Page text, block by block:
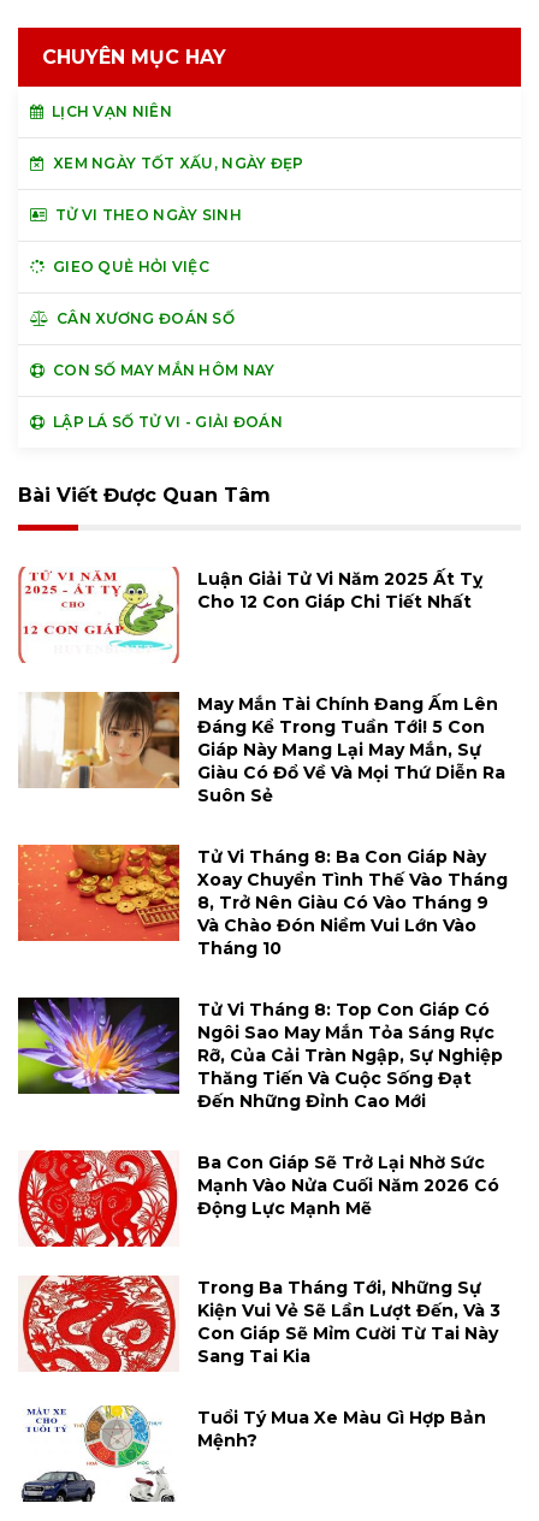
CHUYÊN MỤC HAY
LỊCH VẠN NIÊN
XEM NGÀY TỐT XẤU, NGÀY ĐẸP
TỬ VI THEO NGÀY SINH
GIEO QUẺ HỎI VIỆC
CÂN XƯƠNG ĐOÁN SỐ
CON SỐ MAY MẮN HÔM NAY
LẬP LÁ SỐ TỬ VI - GIẢI ĐOÁN
Bài Viết Được Quan Tâm
Luận Giải Tử Vi Năm 2025 Ất Tỵ
Cho 12 Con Giáp Chi Tiết Nhất
May Mắn Tài Chính Đang Ấm Lên
Đáng Kể Trong Tuần Tới! 5 Con
Giáp Này Mang Lại May Mắn, Sự
Giàu Có Đổ Về Và Mọi Thứ Diễn Ra
Suôn Sẻ
Tử Vi Tháng 8: Ba Con Giáp Này
Xoay Chuyển Tình Thế Vào Tháng
8, Trở Nên Giàu Có Vào Tháng 9
Và Chào Đón Niềm Vui Lớn Vào
Tháng 10
Tử Vi Tháng 8: Top Con Giáp Có
Ngôi Sao May Mắn Tỏa Sáng Rực
Rỡ, Của Cải Tràn Ngập, Sự Nghiệp
Thăng Tiến Và Cuộc Sống Đạt
Đến Những Đỉnh Cao Mới
Ba Con Giáp Sẽ Trở Lại Nhờ Sức
Mạnh Vào Nửa Cuối Năm 2026 Có
Động Lực Mạnh Mẽ
Trong Ba Tháng Tới, Những Sự
Kiện Vui Vẻ Sẽ Lần Lượt Đến, Và 3
Con Giáp Sẽ Mỉm Cười Từ Tai Này
Sang Tai Kia
Tuổi Tý Mua Xe Màu Gì Hợp Bản
Mệnh?